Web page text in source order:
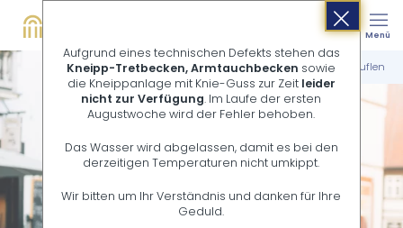
Suche Menü
Startseite Stadterlebnis Einkaufen in Bad Salzuflen
Aufgrund eines technischen Defekts stehen das
Kneipp-Tretbecken, Armtauchbecken sowie
die Kneippanlage mit Knie-Guss zur Zeit leider
nicht zur Verfügung. Im Laufe der ersten
Augustwoche wird der Fehler behoben.
Das Wasser wird abgelassen, damit es bei den
derzeitigen Temperaturen nicht umkippt.
Wir bitten um Ihr Verständnis und danken für Ihre
Geduld.